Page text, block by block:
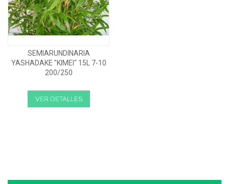
SEMIARUNDINARIA
YASHADAKE "KIMEI" 15L 7-10
200/250
VER DETALLES